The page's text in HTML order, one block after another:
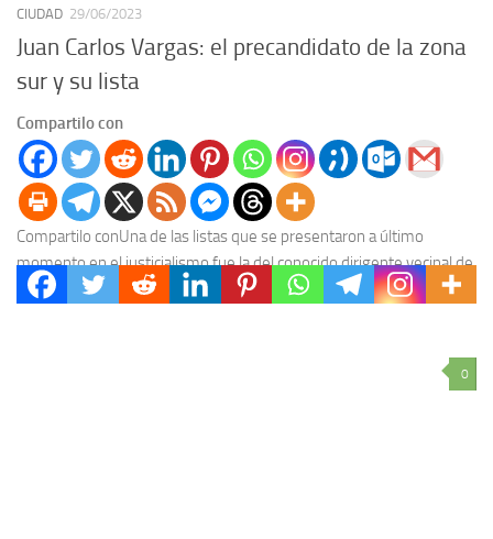
CIUDAD 29/06/2023
Juan Carlos Vargas: el precandidato de la zona
sur y su lista
Compartilo con
Compartilo conUna de las listas que se presentaron a último
momento en el justicialismo fue la del conocido dirigente vecinal de
la zona sur, presidente...
0